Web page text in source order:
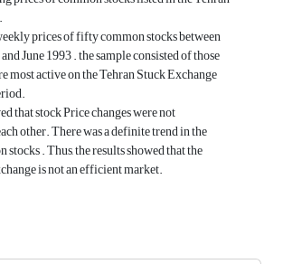
prices of fifty common stocks between
June 1993 . the sample consisted of those
most active on the Tehran Stuck Exchange
that stock Price changes were not
other. There was a definite trend in the
. Thus, the results showed that the
is not an efficient market.